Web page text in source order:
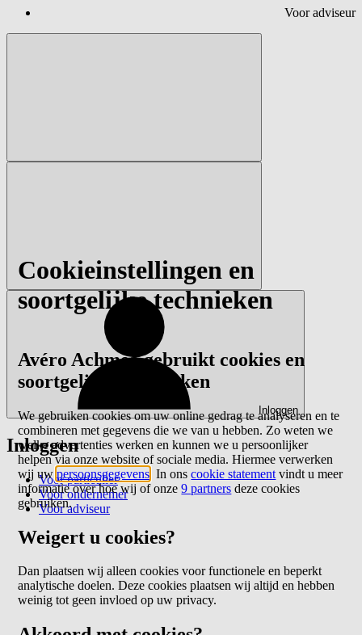
Voor adviseur
Inloggen
Inloggen
Voor particulier
Voor ondernemer
Voor adviseur
Cookieinstellingen en
soortgelijke technieken
Avéro Achmea gebruikt cookies en
soortgelijke technieken
We gebruiken cookies om uw online gedrag te analyseren en te
combineren met gegevens die we van u hebben. Zo weten we
welke advertenties werken en kunnen we u persoonlijker
helpen via onze website of sociale media. Hiermee verwerken
wij uwpersoonsgegevens . In onscookie statement vindt u meer
informatie over hoe wij of onze9 partners deze cookies
gebruiken.
Weigert u cookies?
Dan plaatsen wij alleen cookies voor functionele en beperkt
analytische doelen. Deze cookies plaatsen wij altijd en hebben
weinig tot geen invloed op uw privacy.